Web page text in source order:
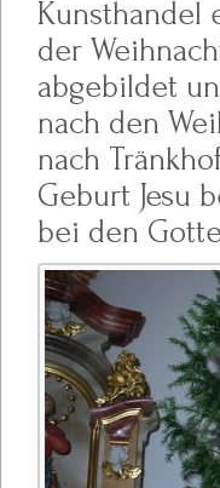
Kunsthandel
der
abgebildet
nach den
nach
Geburt Jesu
bei den